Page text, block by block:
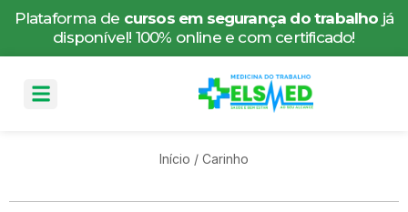
Plataforma de cursos em segurança do trabalho já
disponível! 100% online e com certificado!
Início / Carinho